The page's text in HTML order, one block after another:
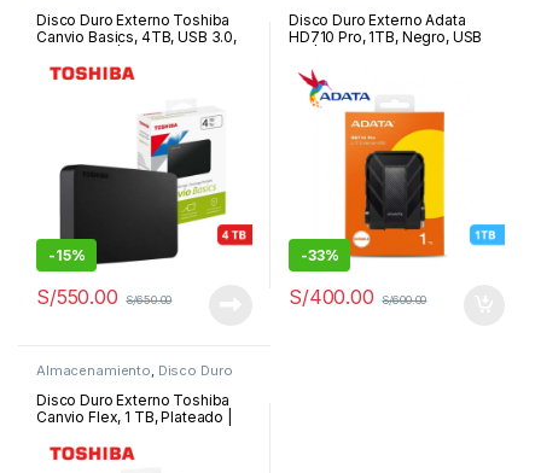
Disco Duro Externo Toshiba
Canvio Basics, 4TB, USB 3.0,
-15%
S/550.00 S/650.00
Disco Duro Externo Adata
HD710 Pro, 1TB, Negro, USB
-33%
S/400.00 S/600.00
Almacenamiento Disco Duro
Disco Duro Externo Toshiba
Canvio Flex, 1 TB, Plateado |